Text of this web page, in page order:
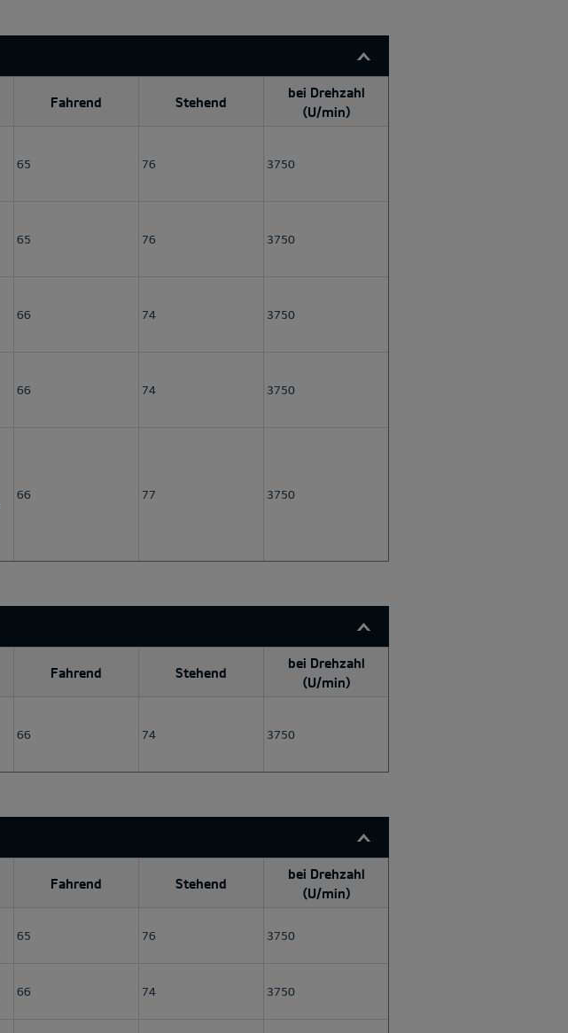
Fahrend Stehend
bei Drehzahl
(U/min)
65 76 3750
65 76 3750
66 74 3750
66 74 3750
66 77 3750
Fahrend Stehend
bei Drehzahl
(U/min)
66 74 3750
Fahrend Stehend
bei Drehzahl
(U/min)
65 76 3750
66 74 3750